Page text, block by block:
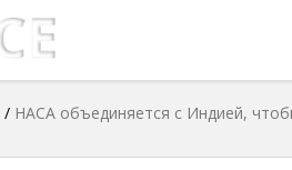
/ НАСА объединяется с Индией,